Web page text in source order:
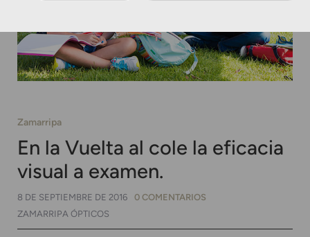
Zamarripa
En la Vuelta al cole la eficacia
visual a examen.
8 DE SEPTIEMBRE DE 2016
0 COMENTARIOS
ZAMARRIPA ÓPTICOS